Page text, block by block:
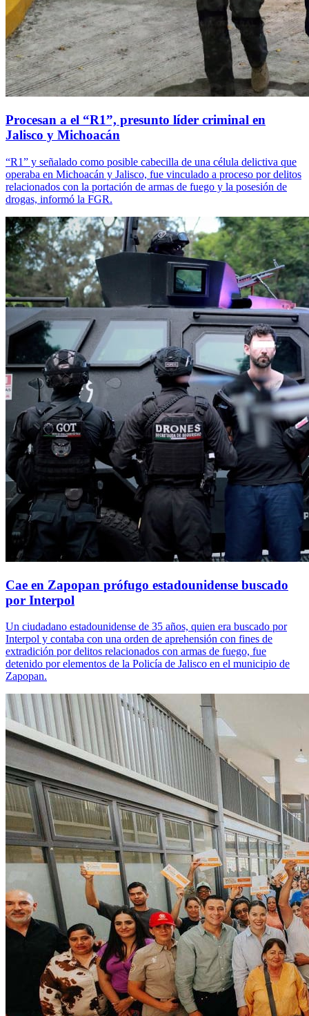
Procesan a el “R1”, presunto líder criminal en
Jalisco y Michoacán
“R1” y señalado como posible cabecilla de una célula delictiva que
operaba en Michoacán y Jalisco, fue vinculado a proceso por delitos
relacionados con la portación de armas de fuego y la posesión de
drogas, informó la FGR.
Cae en Zapopan prófugo estadounidense buscado
por Interpol
Un ciudadano estadounidense de 35 años, quien era buscado por
Interpol y contaba con una orden de aprehensión con fines de
extradición por delitos relacionados con armas de fuego, fue
detenido por elementos de la Policía de Jalisco en el municipio de
Zapopan.